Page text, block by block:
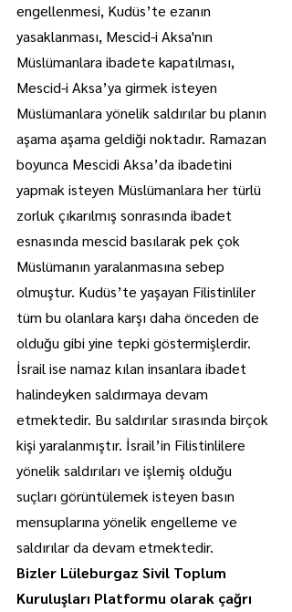
engellenmesi, Kudüs’te ezanın
yasaklanması, Mescid-i Aksa'nın
Müslümanlara ibadete kapatılması,
Mescid-i Aksa’ya girmek isteyen
Müslümanlara yönelik saldırılar bu planın
aşama aşama geldiği noktadır. Ramazan
boyunca Mescidi Aksa’da ibadetini
yapmak isteyen Müslümanlara her türlü
zorluk çıkarılmış sonrasında ibadet
esnasında mescid basılarak pek çok
Müslümanın yaralanmasına sebep
olmuştur. Kudüs’te yaşayan Filistinliler
tüm bu olanlara karşı daha önceden de
olduğu gibi yine tepki göstermişlerdir.
İsrail ise namaz kılan insanlara ibadet
halindeyken saldırmaya devam
etmektedir. Bu saldırılar sırasında birçok
kişi yaralanmıştır. İsrail’in Filistinlilere
yönelik saldırıları ve işlemiş olduğu
suçları görüntülemek isteyen basın
mensuplarına yönelik engelleme ve
saldırılar da devam etmektedir.
Bizler Lüleburgaz Sivil Toplum
Kuruluşları Platformu olarak çağrı